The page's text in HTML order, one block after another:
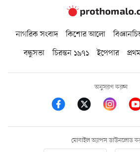
নাগরিক সংবাদ কিশোর আলো
বন্ধুসভা
চিরন্তন ১৯৭১ ইপেপার
অনুসরণ করুন
মোবাইল অ্যাপস ডাউনলোড